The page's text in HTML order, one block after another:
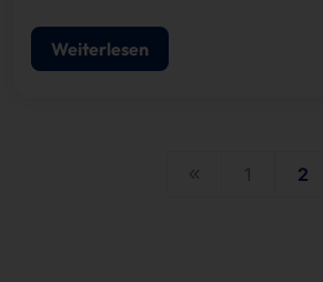
Embedded Vision, Hyperspectral
Learning!
Weiterlesen
1 2